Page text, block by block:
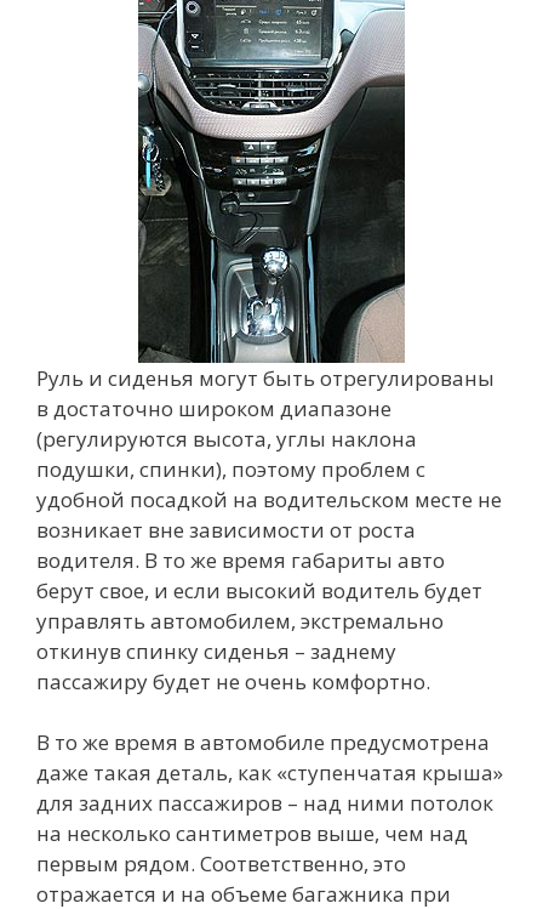
Руль и сиденья могут быть отрегулированы
в достаточно широком диапазоне
(регулируются высота, углы наклона
подушки, спинки), поэтому проблем с
удобной посадкой на водительском месте не
возникает вне зависимости от роста
водителя. В то же время габариты авто
берут свое, и если высокий водитель будет
управлять автомобилем, экстремально
откинув спинку сиденья – заднему
пассажиру будет не очень комфортно.
В то же время в автомобиле предусмотрена
даже такая деталь, как «ступенчатая крыша»
для задних пассажиров – над ними потолок
на несколько сантиметров выше, чем над
первым рядом. Соответственно, это
отражается и на объеме багажника при